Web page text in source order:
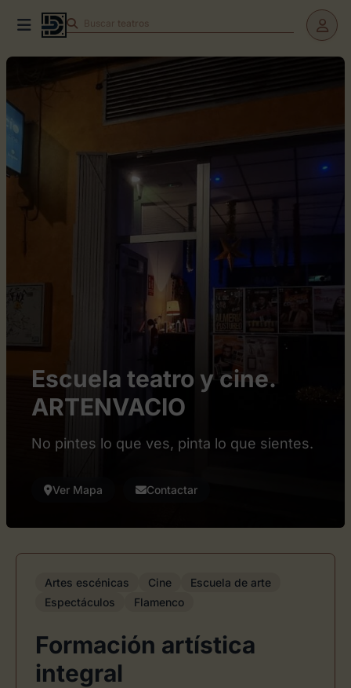
Buscar teatros
Escuela teatro y cine.
ARTENVACIO
No pintes lo que ves, pinta lo que sientes.
Ver Mapa Contactar
Artes escénicas Cine
Escuela de arte
Espectáculos
Flamenco
Formación artística
integral